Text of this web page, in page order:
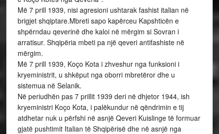
Më 7 prill 1939, nisi agresioni ushtarak fashist italian në
brigjet shqiptare.Mbreti sapo kapërceu Kapshticën e
shpërndau qeverinë dhe kaloi në mërgim si Sovran i
arratisur. Shqipëria mbeti pa një qeveri antifashiste në
mërgim.
Më 7 prill 1939, Koço Kota i zhveshur nga funksioni i
kryeministrit, u shkëput nga oborri mbretëror dhe u
sistemua në Selanik.
Në periudhën pas 7 prillit 1939 deri në dhjetor 1944, ish
kryeministri Koço Kota, i palëkundur në qëndrimin e tij
atdhetar nuk u përfshi në asnjë Qeveri Kuislinge të formuar
gjatë pushtimit Italian të Shqipërisë dhe në asnjë nga